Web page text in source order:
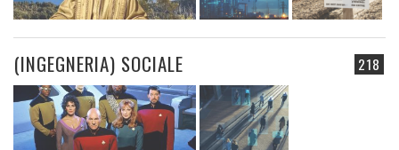
218
(INGEGNERIA) SOCIALE